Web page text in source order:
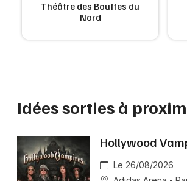
Théâtre des Bouffes du
Nord
Idées sorties à
Hollywood
Le 26/08/2026